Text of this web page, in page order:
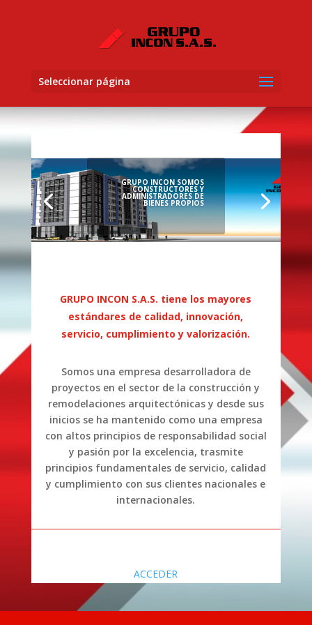
Seleccionar página
GRUPO INCON SOMOS
CONSTRUCTORES Y
ADMINISTRADORES DE
BIENES PROPIOS
GRUPO INCON S.A.S. tiene los mayores
estándares de calidad, innovación,
servicio, cumplimiento y valorización.
Somos una empresa desarrolladora de
proyectos en el sector de la construcción y
remodelaciones arquitectónicas y desde sus
inicios se ha mantenido como una empresa
con altos principios de responsabilidad social
y pasión por la excelencia, trasmite
principios fundamentales de servicio, calidad
y cumplimiento con sus clientes nacionales e
internacionales.
ACCEDER